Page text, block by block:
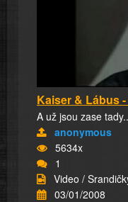
Kaiser & Lábus
A už jsou zase
anonymous
5634x
1
Video /
03/01/2008